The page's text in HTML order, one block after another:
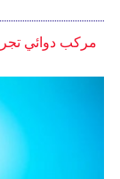
مركب دوائي